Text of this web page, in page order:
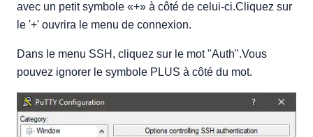
avec un petit symbole «+» à côté de celui-ci.Cliquez sur
le '+' ouvrira le menu de connexion.
Dans le menu SSH, cliquez sur le mot "Auth".Vous
pouvez ignorer le symbole PLUS à côté du mot.